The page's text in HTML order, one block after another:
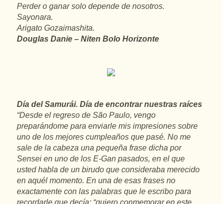
Perder o ganar solo depende de nosotros.
Sayonara.
Arigato Gozaimashita.
Douglas Danie – Niten Bolo Horizonte
Día del Samurái. Día de encontrar nuestras raíces
“Desde el regreso de São Paulo, vengo
preparándome para enviarle mis impresiones sobre
uno de los mejores cumpleaños que pasé. No me
sale de la cabeza una pequeña frase dicha por
Sensei en uno de los E-Gan pasados, en el que
usted habla de un birudo que consideraba merecido
en aquél momento. En una de esas frases no
exactamente con las palabras que le escribo para
recordarle que decía: “quiero conmemorar en este